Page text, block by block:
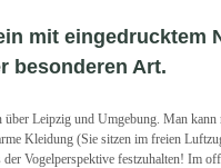
mit eingedrucktem
besonderen Art.
über Leipzig und Umgebung. Man kann
Kleidung (Sie sitzen im freien
Vogelperspektive festzuhalten! Im